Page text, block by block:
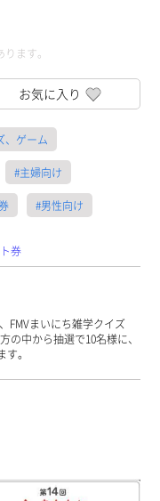
ます。
お気に入り
、ゲーム
#主婦向け
#男性向け
券
FMVまいにち雑学クイズ
の中から抽選で10名様に、
。